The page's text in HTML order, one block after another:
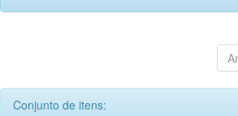
Conjunto de itens: